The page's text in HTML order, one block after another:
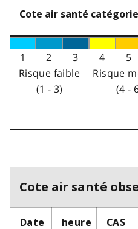
Cote air santé
1 2 3 4 5
Risque faible
(1 - 3)
Risque
(4 -
Cote air santé
Date heure CAS